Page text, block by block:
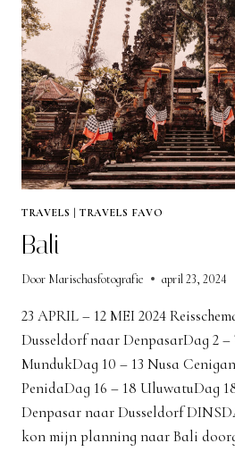
TRAVELS TRAVELS FAVO
Bali
Door Marischasfotografie april 23, 2024
23 APRIL – 12 MEI 2024
Dusseldorf naar DenpasarDag 2 –
MundukDag 10 – 13 Nusa
PenidaDag 16 – 18 UluwatuDag
Denpasar naar Dusseldorf
kon mijn planning naar Bali